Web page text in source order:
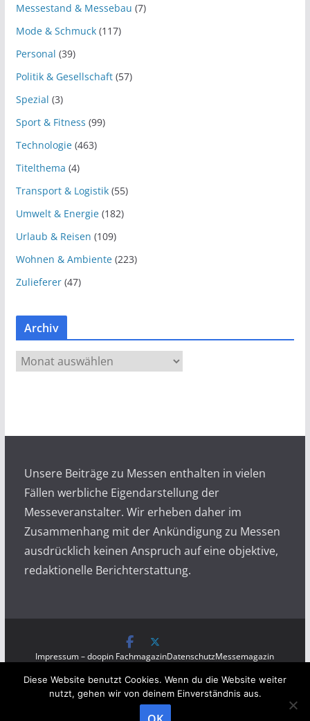
Messestand & Messebau (7)
Mode & Schmuck(117)
Personal (39)
Politik & Gesellschaft(57)
Spezial (3)
Sport & Fitness (99)
Technologie(463)
Titelthema (4)
Transport & Logistik(55)
Umwelt & Energie(182)
Urlaub & Reisen (109)
Wohnen & Ambiente(223)
Zulieferer(47)
Archiv
r
Unsere Beiträge zu Messen enthalten in vielen
Fällen werbliche Eigendarstellung der
Messeveranstalter. Wir erheben daher im
Zusammenhang mit der Ankündigung zu Messen
ausdrücklich keinen Anspruch auf eine objektive,
redaktionelle Berichterstattung.
Impressum – doopin FachmagazinDatenschutzMessemagazin
Copyright © 2026Messen auf doopin.de. All rights
reserved.
Diese Website benutzt Cookies. Wenn du die Website weiter
nutzt, gehen wir von deinem Einverständnis aus.